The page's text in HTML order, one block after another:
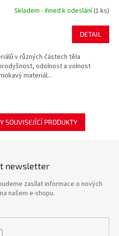
Skladem - ihned k odeslání(1 ks)
DETAIL
v různých částech těla
odolnost a volnost
materiál...
SOUVISEJÍCÍ PRODUKTY
newsletter
zasílat informace o nových
našem e-shopu.